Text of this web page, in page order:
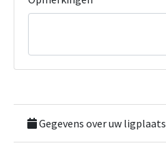
Gegevens over uw ligplaats